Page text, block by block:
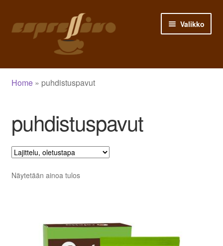
navigointiin
sisältöön
Valikko
Etusivu
Ostoskori
Siirry kassalle
Kauppa
Home» puhdistuspavut
puhdistuspavut
Näytetään ainoa tulos